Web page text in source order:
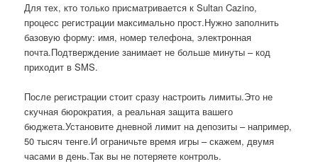
Для тех, кто только присматривается к Sultan Cazino,
процесс регистрации максимально прост.Нужно заполнить
базовую форму: имя, номер телефона, электронная
почта.Подтверждение занимает не больше минуты – код
приходит в SMS.
После регистрации стоит сразу настроить лимиты.Это не
скучная бюрократия, а реальная защита вашего
бюджета.Установите дневной лимит на депозиты – например,
50 тысяч тенге.И ограничьте время игры – скажем, двумя
часами в день.Так вы не потеряете контроль.